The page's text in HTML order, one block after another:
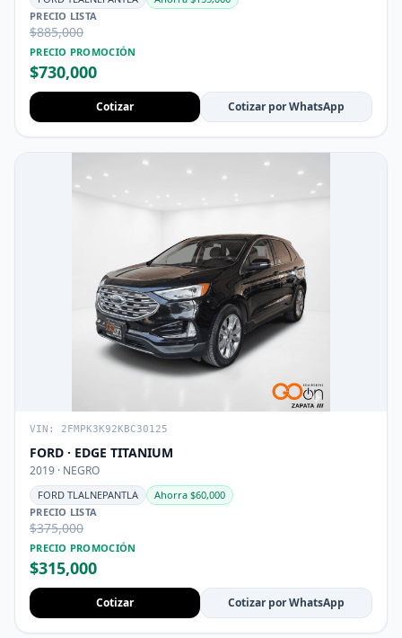
PRECIO LISTA
$885,000
PRECIO PROMOCIÓN
$730,000
Cotizar Cotizar por WhatsApp
VIN: 2FMPK3K92KBC30125
FORD · EDGE TITANIUM
2019 · NEGRO
FORD TLALNEPANTLA
Ahorra $60,000
PRECIO LISTA
$375,000
PRECIO PROMOCIÓN
$315,000
Cotizar Cotizar por WhatsApp